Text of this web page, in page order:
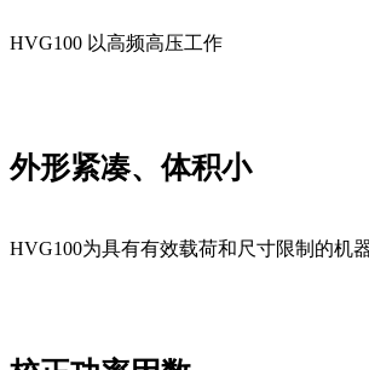
HVG100 以高频高压工作
外形紧凑、体积小
HVG100为具有有效载荷和尺寸限制的机